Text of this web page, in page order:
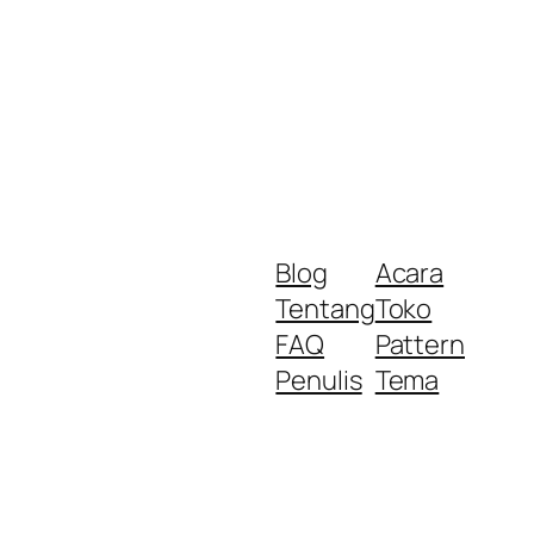
Blog
Tentang
FAQ
Penulis
Acara
Toko
Pattern
Tema